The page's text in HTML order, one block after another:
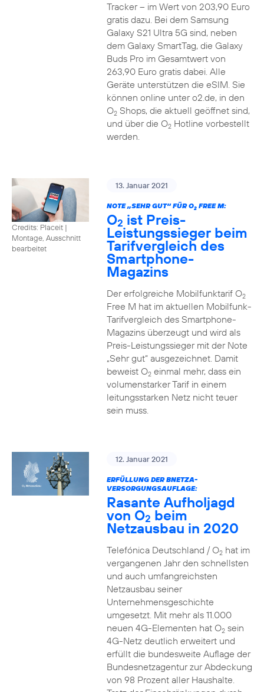
Tracker – im Wert von 203,90 Euro
gratis dazu. Bei dem Samsung
Galaxy S21 Ultra 5G sind, neben
dem Galaxy SmartTag, die Galaxy
Buds Pro im Gesamtwert von
263,90 Euro gratis dabei. Alle
Geräte unterstützen die eSIM. Sie
können online unter o2.de, in den
O2Shops, die aktuell geöffnet sind,
und über die O2Hotline vorbestellt
werden.
Credits: Placeit |
Montage, Ausschnitt
bearbeitet
13. Januar 2021
NOTE „SEHR GUT“ FÜR O2FREE M:
O2 ist Preis-
Leistungssieger beim
Tarifvergleich des
Smartphone-
Magazins
Der erfolgreiche Mobilfunktarif O2
Free M hat im aktuellen Mobilfunk-
Tarifvergleich des Smartphone-
Magazins überzeugt und wird als
Preis-Leistungssieger mit der Note
„Sehr gut“ ausgezeichnet. Damit
beweist O2einmal mehr, dass ein
volumenstarker Tarif in einem
leitungsstarken Netz nicht teuer
sein muss.
12. Januar 2021
ERFÜLLUNG DER BNETZA-
VERSORGUNGSAUFLAGE:
Rasante Aufholjagd
von O2 beim
Netzausbau in 2020
Telefónica Deutschland / O2hat im
vergangenen Jahr den schnellsten
und auch umfangreichsten
Netzausbau seiner
Unternehmensgeschichte
umgesetzt. Mit mehr als 11.000
neuen 4G-Elementen hat O2sein
4G-Netz deutlich erweitert und
erfüllt die bundesweite Auflage der
Bundesnetzagentur zur Abdeckung
von 98 Prozent aller Haushalte.